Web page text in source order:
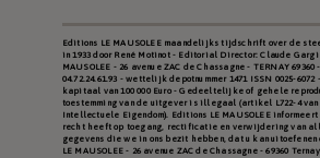
Editions LE MAUSOLEE maandelijks tijdschrift over de
in 1933 door René Motinot - Editorial Director: Claude
MAUSOLEE - 26 avenue ZAC de Chassagne - TERNAY 69360
04.72.24.61.93 - wettelijk depotnummer 1471 ISSN 0025-6072
kapitaal van 100 000 Euro - Gedeeltelijke of gehele
toestemming van de uitgever is illegaal (artikel L722-4 van
Intellectuele Eigendom). Editions LE MAUSOLEE
recht heeft op toegang, rectificatie en verwijdering van
gegevens die we in ons bezit hebben, dat u kan
LE MAUSOLEE - 26 avenue ZAC de Chassagne - 69360